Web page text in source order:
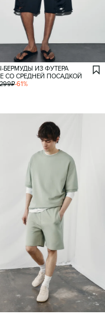
БЕРМУДЫ ИЗ ФУТЕРА
СО СРЕДНЕЙ ПОСАДКОЙ
₽-61%